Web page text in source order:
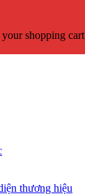
shopping cart
thương hiệu